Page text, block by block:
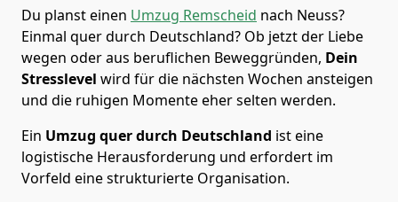
Du planst einen Umzug Remscheid nach Neuss?
Einmal quer durch Deutschland? Ob jetzt der Liebe
wegen oder aus beruflichen Beweggründen, Dein
Stresslevel wird für die nächsten Wochen ansteigen
und die ruhigen Momente eher selten werden.
Ein Umzug quer durch Deutschland ist eine
logistische Herausforderung und erfordert im
Vorfeld eine strukturierte Organisation.